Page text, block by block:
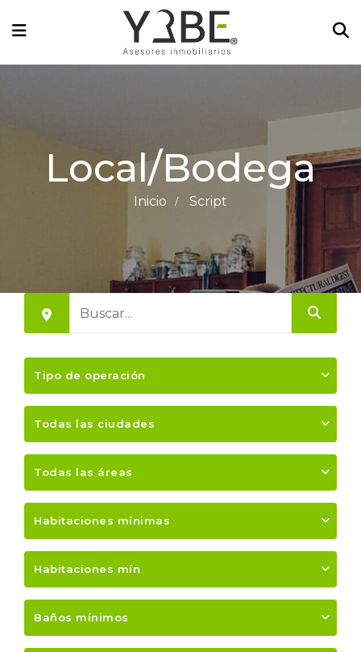
Local/Bodega
Inicio Script
Tipo de operación
Todas las ciudades
Todas las áreas
Habitaciones mínimas
Habitaciones mín
Baños mínimos